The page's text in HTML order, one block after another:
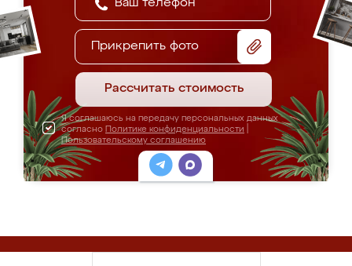
Прикрепить фото
Рассчитать стоимость
Я соглашаюсь на передачу персональных данных
согласно Политике конфиденциальности
Пользовательскому соглашению